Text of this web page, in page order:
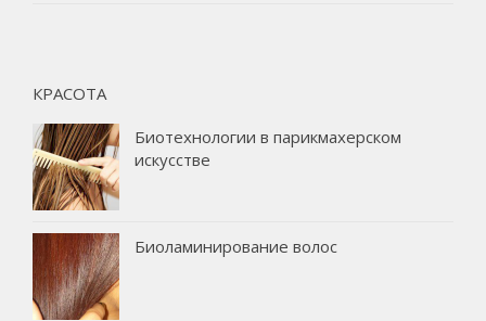
КРАСОТА
Биотехнологии в парикмахерском
искусстве
Биоламинирование волос